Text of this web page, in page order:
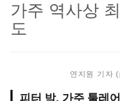
가주 역사상
도
연지원 기자
피터 박, 가주 툴레